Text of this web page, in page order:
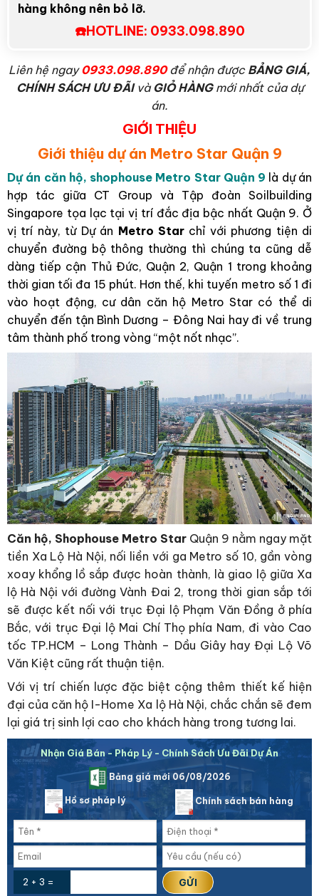
hàng không nên bỏ lỡ.
☎️HOTLINE: 0933.098.890
Liên hệ ngay 0933.098.890để nhận được BẢNG GIÁ,
CHÍNH SÁCH ƯU ĐÃIvàGIỎ HÀNGmới nhất của dự
án.
GIỚI THIỆU
Giới thiệu dự án Metro Star Quận 9
Dự án căn hộ, shophouse Metro Star Quận 9 là dự án
hợp tác giữa CT Group và Tập đoàn Soilbuilding
Singapore tọa lạc tại vị trí đắc địa bậc nhất Quận 9. Ở
vị trí này, từ Dự án Metro Starchỉ với phương tiện di
chuyển đường bộ thông thường thì chúng ta cũng dễ
dàng tiếp cận Thủ Đức, Quận 2, Quận 1 trong khoảng
thời gian tối đa 15 phút. Hơn thế, khi tuyến metro số 1 đi
vào hoạt động, cư dân căn hộ Metro Star có thể di
chuyển đến tận Bình Dương – Đông Nai hay đi về trung
tâm thành phố trong vòng “một nốt nhạc”.
Căn hộ, Shophouse Metro Star Quận 9 nằm ngay mặt
tiền Xa Lộ Hà Nội, nối liền với ga Metro số 10, gần vòng
xoay khổng lồ sắp được hoàn thành, là giao lộ giữa Xa
lộ Hà Nội với đường Vành Đai 2, trong thời gian sắp tới
sẽ được kết nối với trục Đại lộ Phạm Văn Đồng ở phía
Bắc, với trục Đại lộ Mai Chí Thọ phía Nam, đi vào Cao
tốc TP.HCM – Long Thành – Dầu Giây hay Đại Lộ Võ
Văn Kiệt cũng rất thuận tiện.
Với vị trí chiến lược đặc biệt cộng thêm thiết kế hiện
đại của căn hộ I-Home Xa lộ Hà Nội, chắc chắn sẽ đem
lại giá trị sinh lợi cao cho khách hàng trong tương lai.
Nhận Giá Bán - Pháp Lý - Chính Sách Ưu Đãi Dự Án
Bảng giá mới 06/08/2026
Hồ sơ pháp lý Chính sách bán hàng
2 + 3 =